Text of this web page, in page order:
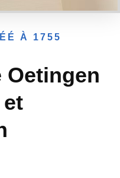
À 1755
Oetingen